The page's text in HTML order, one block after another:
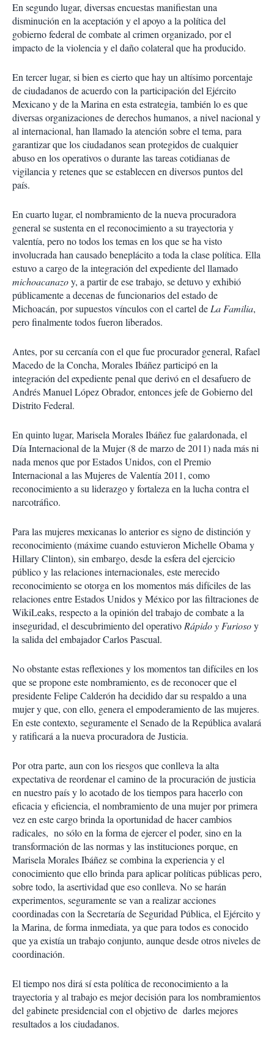
En segundo lugar, diversas encuestas manifiestan una
disminución en la aceptación y el apoyo a la política del
gobierno federal de combate al crimen organizado, por el
impacto de la violencia y el daño colateral que ha producido.
En tercer lugar, si bien es cierto que hay un altísimo porcentaje
de ciudadanos de acuerdo con la participación del Ejército
Mexicano y de la Marina en esta estrategia, también lo es que
diversas organizaciones de derechos humanos, a nivel nacional y
al internacional, han llamado la atención sobre el tema, para
garantizar que los ciudadanos sean protegidos de cualquier
abuso en los operativos o durante las tareas cotidianas de
vigilancia y retenes que se establecen en diversos puntos del
país.
En cuarto lugar, el nombramiento de la nueva procuradora
general se sustenta en el reconocimiento a su trayectoria y
valentía, pero no todos los temas en los que se ha visto
involucrada han causado beneplácito a toda la clase política. Ella
estuvo a cargo de la integración del expediente del llamado
michoacanazoy, a partir de ese trabajo, se detuvo y exhibió
públicamente a decenas de funcionarios del estado de
Michoacán, por supuestos vínculos con el cartel de La Familia,
pero finalmente todos fueron liberados.
Antes, por su cercanía con el que fue procurador general, Rafael
Macedo de la Concha, Morales Ibáñez participó en la
integración del expediente penal que derivó en el desafuero de
Andrés Manuel López Obrador, entonces jefe de Gobierno del
Distrito Federal.
En quinto lugar, Marisela Morales Ibáñez fue galardonada, el
Día Internacional de la Mujer (8 de marzo de 2011) nada más ni
nada menos que por Estados Unidos, con el Premio
Internacional a las Mujeres de Valentía 2011, como
reconocimiento a su liderazgo y fortaleza en la lucha contra el
narcotráfico.
Para las mujeres mexicanas lo anterior es signo de distinción y
reconocimiento (máxime cuando estuvieron Michelle Obama y
Hillary Clinton), sin embargo, desde la esfera del ejercicio
público y las relaciones internacionales, este merecido
reconocimiento se otorga en los momentos más difíciles de las
relaciones entre Estados Unidos y México por las filtraciones de
WikiLeaks, respecto a la opinión del trabajo de combate a la
inseguridad, el descubrimiento del operativo Rápido y Furiosoy
la salida del embajador Carlos Pascual.
No obstante estas reflexiones y los momentos tan difíciles en los
que se propone este nombramiento, es de reconocer que el
presidente Felipe Calderón ha decidido dar su respaldo a una
mujer y que, con ello, genera el empoderamiento de las mujeres.
En este contexto, seguramente el Senado de la República avalará
y ratificará a la nueva procuradora de Justicia.
Por otra parte, aun con los riesgos que conlleva la alta
expectativa de reordenar el camino de la procuración de justicia
en nuestro país y lo acotado de los tiempos para hacerlo con
eficacia y eficiencia, el nombramiento de una mujer por primera
vez en este cargo brinda la oportunidad de hacer cambios
radicales, no sólo en la forma de ejercer el poder, sino en la
transformación de las normas y las instituciones porque, en
Marisela Morales Ibáñez se combina la experiencia y el
conocimiento que ello brinda para aplicar políticas públicas pero,
sobre todo, la asertividad que eso conlleva. No se harán
experimentos, seguramente se van a realizar acciones
coordinadas con la Secretaría de Seguridad Pública, el Ejército y
la Marina, de forma inmediata, ya que para todos es conocido
que ya existía un trabajo conjunto, aunque desde otros niveles de
coordinación.
El tiempo nos dirá sí esta política de reconocimiento a la
trayectoria y al trabajo es mejor decisión para los nombramientos
del gabinete presidencial con el objetivo de darles mejores
resultados a los ciudadanos.